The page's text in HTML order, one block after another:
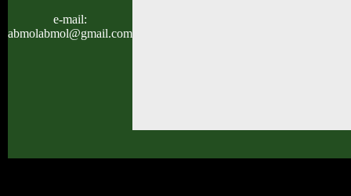
e-mail:
abmolabmol@gmail.com